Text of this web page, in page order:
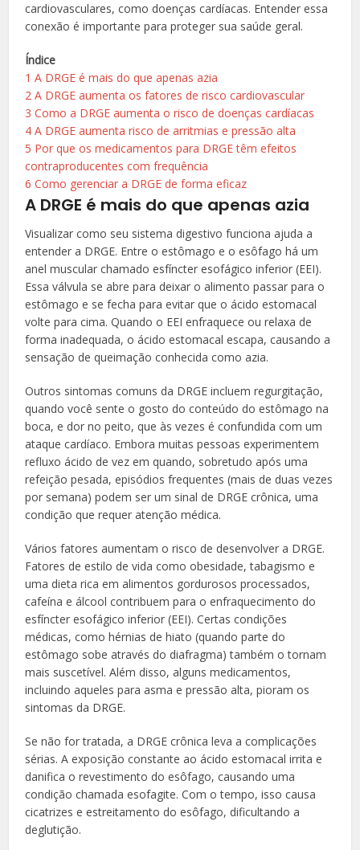
cardiovasculares, como doenças cardíacas. Entender essa
conexão é importante para proteger sua saúde geral.
Índice
1 A DRGE é mais do que apenas azia
2 A DRGE aumenta os fatores de risco cardiovascular
3 Como a DRGE aumenta o risco de doenças cardíacas
4 A DRGE aumenta risco de arritmias e pressão alta
5 Por que os medicamentos para DRGE têm efeitos
contraproducentes com frequência
6 Como gerenciar a DRGE de forma eficaz
A DRGE é mais do que apenas azia
Visualizar como seu sistema digestivo funciona ajuda a
entender a DRGE. Entre o estômago e o esôfago há um
anel muscular chamado esfíncter esofágico inferior (EEI).
Essa válvula se abre para deixar o alimento passar para o
estômago e se fecha para evitar que o ácido estomacal
volte para cima. Quando o EEI enfraquece ou relaxa de
forma inadequada, o ácido estomacal escapa, causando a
sensação de queimação conhecida como azia.
Outros sintomas comuns da DRGE incluem regurgitação,
quando você sente o gosto do conteúdo do estômago na
boca, e dor no peito, que às vezes é confundida com um
ataque cardíaco. Embora muitas pessoas experimentem
refluxo ácido de vez em quando, sobretudo após uma
refeição pesada, episódios frequentes (mais de duas vezes
por semana) podem ser um sinal de DRGE crônica, uma
condição que requer atenção médica.
Vários fatores aumentam o risco de desenvolver a DRGE.
Fatores de estilo de vida como obesidade, tabagismo e
uma dieta rica em alimentos gordurosos processados,
cafeína e álcool contribuem para o enfraquecimento do
esfíncter esofágico inferior (EEI). Certas condições
médicas, como hérnias de hiato (quando parte do
estômago sobe através do diafragma) também o tornam
mais suscetível. Além disso, alguns medicamentos,
incluindo aqueles para asma e pressão alta, pioram os
sintomas da DRGE.
Se não for tratada, a DRGE crônica leva a complicações
sérias. A exposição constante ao ácido estomacal irrita e
danifica o revestimento do esôfago, causando uma
condição chamada esofagite. Com o tempo, isso causa
cicatrizes e estreitamento do esôfago, dificultando a
deglutição.